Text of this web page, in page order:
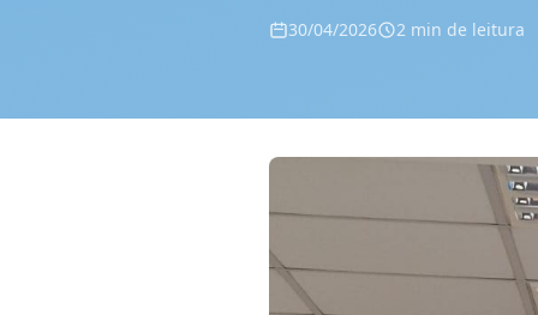
30/04/2026 2 min de leitura